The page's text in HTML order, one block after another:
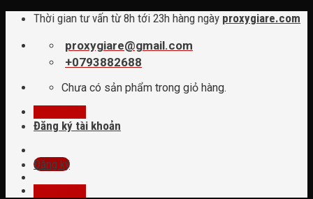
Skip
content
Thời gian tư vấn từ 8h tới 23h hàng ngày proxygiare.com
proxygiare@gmail.com
+0793882688
Chưa có sản phẩm trong giỏ hàng.
Đăng ký tài khoản
Đăng ký